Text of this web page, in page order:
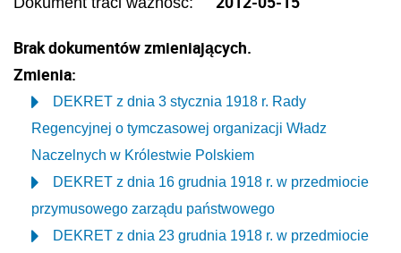
Brak dokumentów zmieniających.
Zmienia:
DEKRET z dnia 3 stycznia 1918 r. Rady
Regencyjnej o tymczasowej organizacji Władz
Naczelnych w Królestwie Polskiem
DEKRET z dnia 16 grudnia 1918 r. w przedmiocie
przymusowego zarządu państwowego
DEKRET z dnia 23 grudnia 1918 r. w przedmiocie